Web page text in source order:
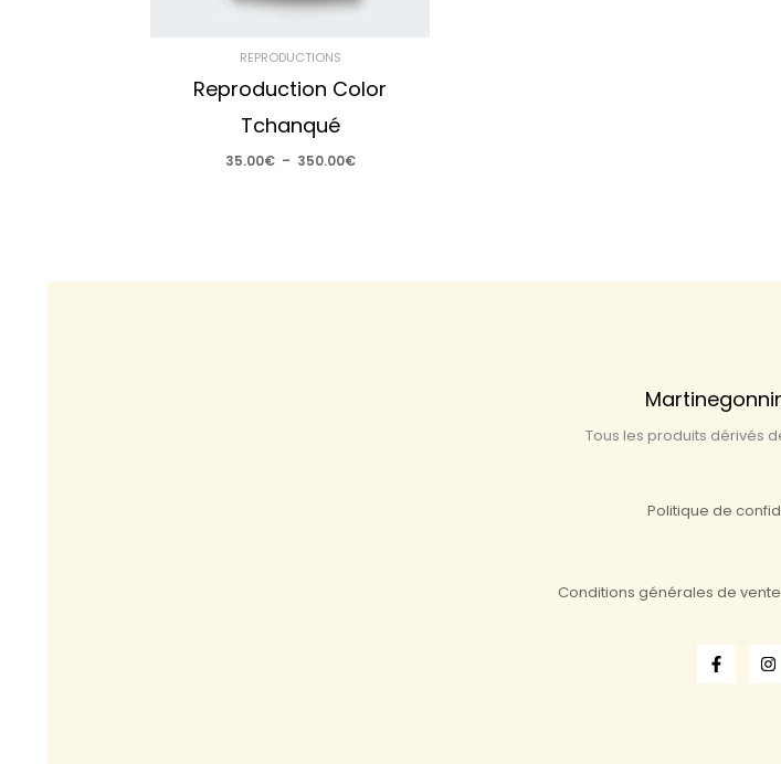
REPRODUCTIONS
Reproduction Color
Tchanqué
35.00€ – 350.00€
Tous les produits dérivés
Politique de
Conditions générales de vente